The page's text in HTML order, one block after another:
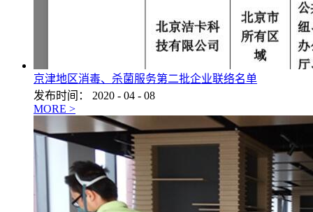
京津地区消毒、杀菌服务第二批企业联络名单
发布时间：
2020 - 04 - 08
MORE >